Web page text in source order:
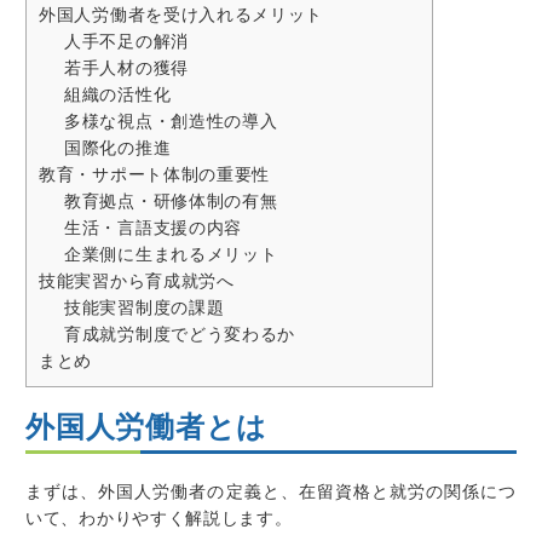
外国人労働者を受け入れるメリット
人手不足の解消
若手人材の獲得
組織の活性化
多様な視点・創造性の導入
国際化の推進
教育・サポート体制の重要性
教育拠点・研修体制の有無
生活・言語支援の内容
企業側に生まれるメリット
技能実習から育成就労へ
技能実習制度の課題
育成就労制度でどう変わるか
まとめ
外国人労働者とは
まずは、外国人労働者の定義と、在留資格と就労の関係につ
いて、わかりやすく解説します。